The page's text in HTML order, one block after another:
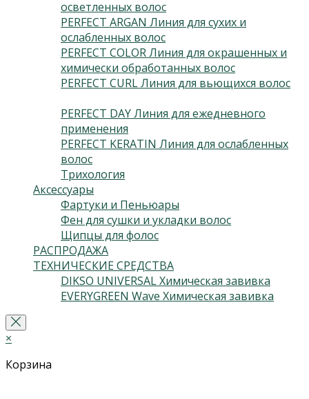
осветленных волос
PERFECT ARGAN Линия для сухих и
ослабленных волос
PERFECT COLOR Линия для окрашенных и
химически обработанных волос
PERFECT CURL Линия для вьющихся волос
PERFECT DAY Линия для ежедневного
применения
PERFECT KERATIN Линия для ослабленных
волос
Трихология
Аксессуары
Фартуки и Пеньюары
Фен для сушки и укладки волос
Щипцы для фолос
РАСПРОДАЖА
ТЕХНИЧЕСКИЕ СРЕДСТВА
DIKSO UNIVERSAL Химическая завивка
EVERYGREEN Wave Химическая завивка
×
Корзина